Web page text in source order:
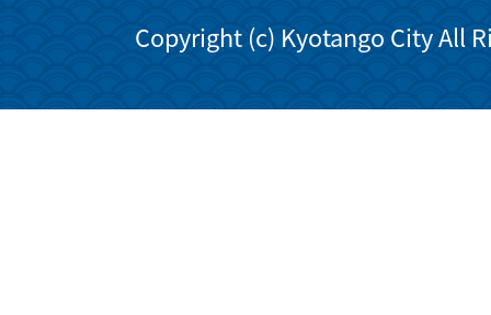
Copyright (c) Kyotango City All